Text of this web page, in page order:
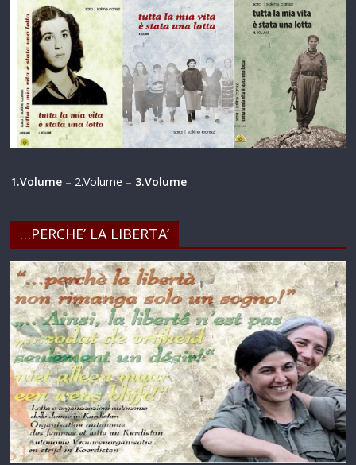
1.Volume – 2.Volume – 3.Volume
…PERCHE’ LA LIBERTA’